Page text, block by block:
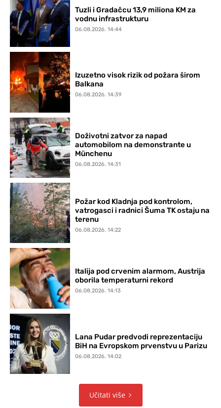
Tuzli i Gradačcu 13,9 miliona KM za
vodnu infrastrukturu
06.08.2026. 14:44
Izuzetno visok rizik od požara širom
Balkana
06.08.2026. 14:39
Doživotni zatvor za napad
automobilom na demonstrante u
Münchenu
06.08.2026. 14:31
Požar kod Kladnja pod kontrolom,
vatrogasci i radnici Šuma TK ostaju na
terenu
06.08.2026. 14:22
Italija pod crvenim alarmom, Austrija
oborila temperaturni rekord
06.08.2026. 14:13
Lana Pudar predvodi reprezentaciju
BiH na Evropskom prvenstvu u Parizu
06.08.2026. 14:02
Učitati više